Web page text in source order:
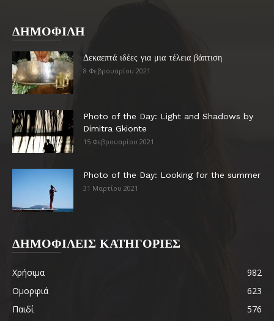
ΔΗΜΟΦΙΛΗ
Δεκαεπτά ιδέες για μια τέλεια βάπτιση
8 Φεβρουαρίου 2021
Photo of the Day: Light and Shadows by
Dimitra Gkionte
15 Φεβρουαρίου 2021
Photo of the Day: Looking for the summer
31 Μαρτίου 2021
ΔΗΜΟΦΙΛΕΙΣ ΚΑΤΗΓΟΡΙΕΣ
Χρήσιμα
982
Ομορφιά
623
Παιδί
576